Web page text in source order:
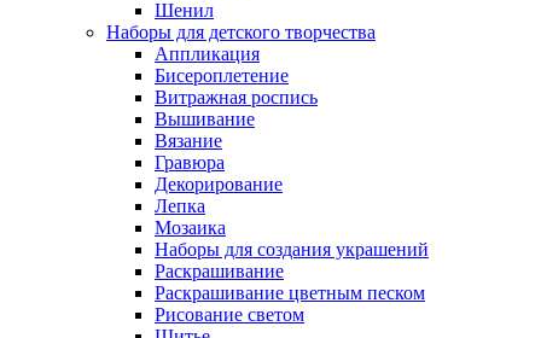
Шенил
Наборы для детского творчества
Аппликация
Бисероплетение
Витражная роспись
Вышивание
Вязание
Гравюра
Декорирование
Лепка
Мозаика
Наборы для создания украшений
Раскрашивание
Раскрашивание цветным песком
Рисование светом